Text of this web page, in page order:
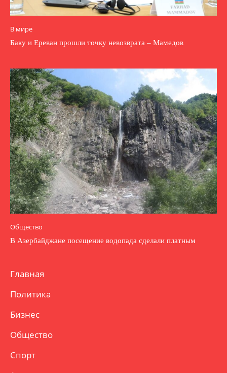
В мире
Баку и Ереван прошли точку невозврата – Мамедов
Общество
В Азербайджане посещение водопада сделали платным
Главная
Политика
Бизнес
Общество
Спорт